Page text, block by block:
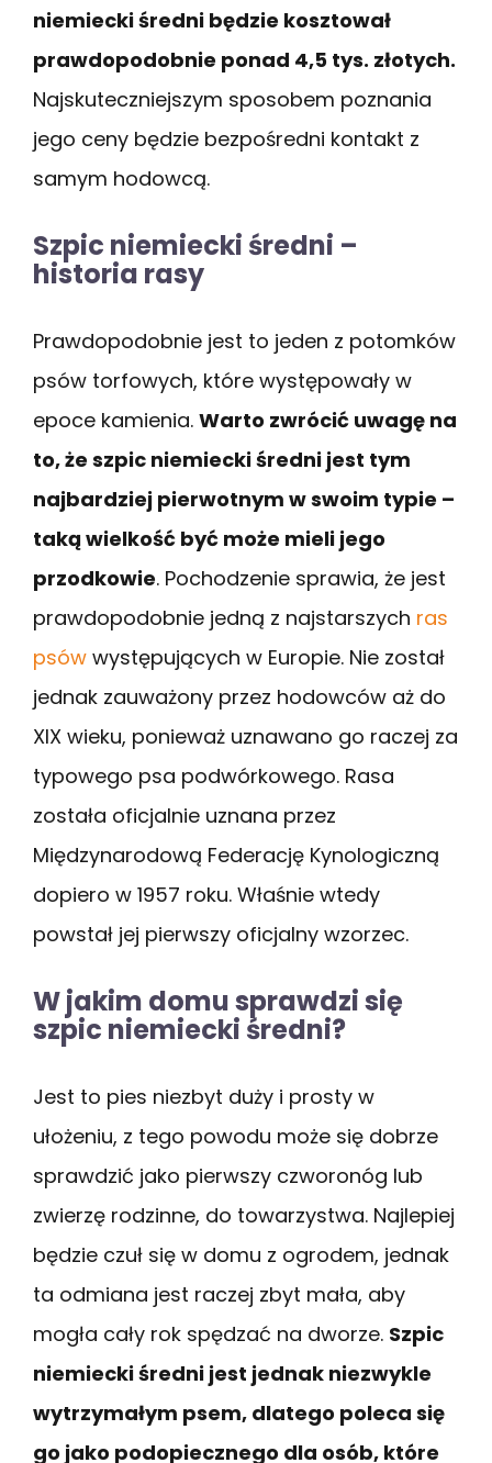
niemiecki średni będzie kosztował
prawdopodobnie ponad 4,5 tys. złotych.
Najskuteczniejszym sposobem poznania
jego ceny będzie bezpośredni kontakt z
samym hodowcą.
Szpic niemiecki średni –
historia rasy
Prawdopodobnie jest to jeden z potomków
psów torfowych, które występowały w
epoce kamienia. Warto zwrócić uwagę na
to, że szpic niemiecki średni jest tym
najbardziej pierwotnym w swoim typie –
taką wielkość być może mieli jego
przodkowie. Pochodzenie sprawia, że jest
prawdopodobnie jedną z najstarszych ras
psów występujących w Europie. Nie został
jednak zauważony przez hodowców aż do
XIX wieku, ponieważ uznawano go raczej za
typowego psa podwórkowego. Rasa
została oficjalnie uznana przez
Międzynarodową Federację Kynologiczną
dopiero w 1957 roku. Właśnie wtedy
powstał jej pierwszy oficjalny wzorzec.
W jakim domu sprawdzi się
szpic niemiecki średni?
Jest to pies niezbyt duży i prosty w
ułożeniu, z tego powodu może się dobrze
sprawdzić jako pierwszy czworonóg lub
zwierzę rodzinne, do towarzystwa. Najlepiej
będzie czuł się w domu z ogrodem, jednak
ta odmiana jest raczej zbyt mała, aby
mogła cały rok spędzać na dworze. Szpic
niemiecki średni jest jednak niezwykle
wytrzymałym psem, dlatego poleca się
go jako podopiecznego dla osób, które